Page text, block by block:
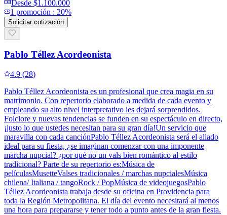
Desde $1.100.000
1 promoción : 20%
Solicitar cotización
Pablo Téllez Acordeonista
4.9 (28)
Pablo Téllez Acordeonista es un profesional que crea magia en su
matrimonio. Con repertorio elaborado a medida de cada evento y
empleando su alto nivel interpretativo les dejará sorprendidos.
Folclore y nuevas tendencias se funden en su espectáculo en directo,
¡justo lo que ustedes necesitan para su gran día!Un servicio que
maravilla con cada canciónPablo Téllez Acordeonista será el aliado
ideal para su fiesta, ¿se imaginan comenzar con una imponente
marcha nupcial? ¿por qué no un vals bien romántico al estilo
tradicional? Parte de su repertorio es:Música de
películasMusetteValses tradicionales / marchas nupcialesMúsica
chilena/ Italiana / tangoRock / PopMúsica de videojuegosPablo
Téllez Acordeonista trabaja desde su oficina en Providencia para
toda la Región Metropolitana. El día del evento necesitará al menos
una hora para prepararse y tener todo a punto antes de la gran fiesta.